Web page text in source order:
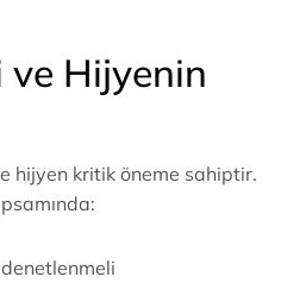
ve Hijyenin
hijyen kritik öneme sahiptir.